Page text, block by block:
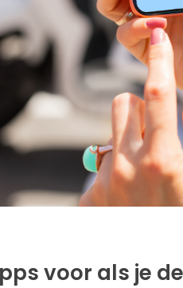
voor als je